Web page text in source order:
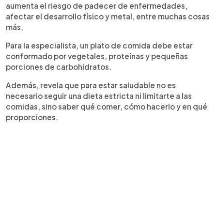
aumenta el riesgo de padecer de enfermedades,
afectar el desarrollo físico y metal, entre muchas cosas
más.
Para la especialista, un plato de comida debe estar
conformado por vegetales, proteínas y pequeñas
porciones de carbohidratos.
Además, revela que para estar saludable no es
necesario seguir una dieta estricta ni limitarte a las
comidas, sino saber qué comer, cómo hacerlo y en qué
proporciones.